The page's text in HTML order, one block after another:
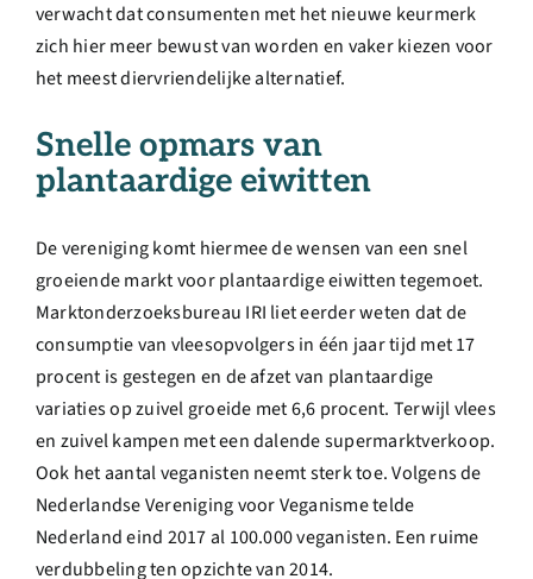
verwacht dat consumenten met het nieuwe keurmerk
zich hier meer bewust van worden en vaker kiezen voor
het meest diervriendelijke alternatief.
Snelle opmars van
plantaardige eiwitten
De vereniging komt hiermee de wensen van een snel
groeiende markt voor plantaardige eiwitten tegemoet.
Marktonderzoeksbureau IRI liet eerder weten dat de
consumptie van vleesopvolgers in één jaar tijd met 17
procent is gestegen en de afzet van plantaardige
variaties op zuivel groeide met 6,6 procent. Terwijl vlees
en zuivel kampen met een dalende supermarktverkoop.
Ook het aantal veganisten neemt sterk toe. Volgens de
Nederlandse Vereniging voor Veganisme telde
Nederland eind 2017 al 100.000 veganisten. Een ruime
verdubbeling ten opzichte van 2014.